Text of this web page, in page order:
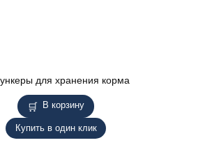
В корзину
Купить в один клик